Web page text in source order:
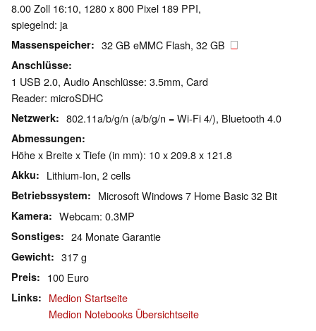
8.00 Zoll 16:10, 1280 x 800 Pixel 189 PPI,
spiegelnd: ja
Massenspeicher 32 GB eMMC Flash, 32 GB
Anschlüsse
1 USB 2.0, Audio Anschlüsse: 3.5mm, Card
Reader: microSDHC
Netzwerk 802.11a/b/g/n (a/b/g/n = Wi-Fi 4/), Bluetooth 4.0
Abmessungen
Höhe x Breite x Tiefe (in mm): 10 x 209.8 x 121.8
Akku Lithium-Ion, 2 cells
Betriebssystem Microsoft Windows 7 Home Basic 32 Bit
Kamera Webcam: 0.3MP
Sonstiges 24 Monate Garantie
Gewicht 317 g
Preis 100 Euro
Links
Medion Startseite
Medion Notebooks Übersichtseite